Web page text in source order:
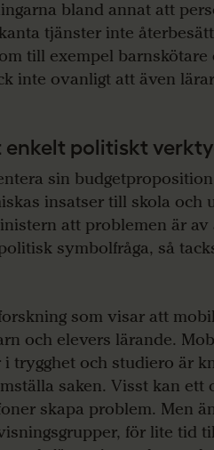
bland annat att
tjänster inte
till exempel barnskötare
inte ovanligt att även
politiskt
sin
insatser till skola och
att problemen är av
symbolfråga, så
som visar att
och elevers lärande.
trygghet och studiero är
saken. Visst kan ett
skapa problem. Men
för lite tid